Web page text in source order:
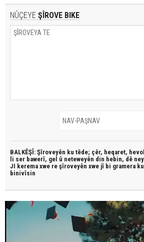
NÛÇEYE ŞÎROVE BIKE
BALKÊŞÎ: Şîroveyên ku têde; çêr, heqaret,
li ser bawerî, gel û neteweyên din hebin, dê
JI kerema xwe re şîroveyên xwe jî bi gramera
binivîsin